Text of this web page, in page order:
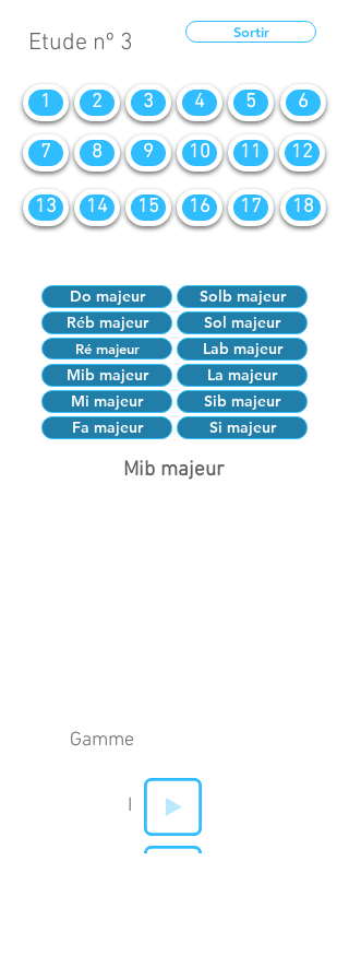
Etude nº 3 Sortir
1 2 3 4 5 6
7 8 9 10 11 12
13 14 15 16 17 18
Do majeur
Solb majeur
Réb majeur
Sol majeur
Ré majeur
Lab majeur
Mib majeur
La majeur
Mi majeur
Sib majeur
Fa majeur
Si majeur
Mib majeur
Gamme
I